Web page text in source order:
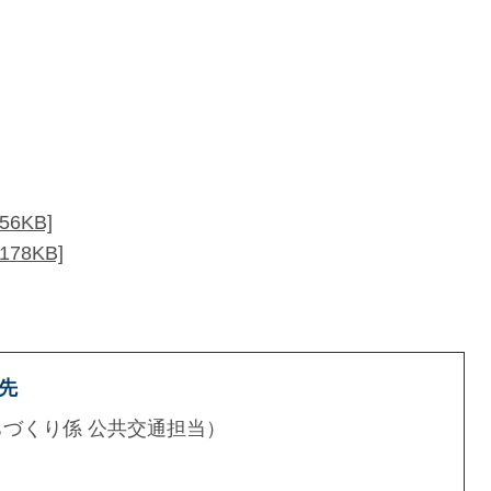
くり係 公共交通担当